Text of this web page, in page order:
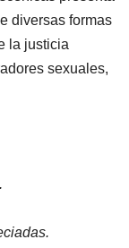
diversas formas
la justicia
sexuales,